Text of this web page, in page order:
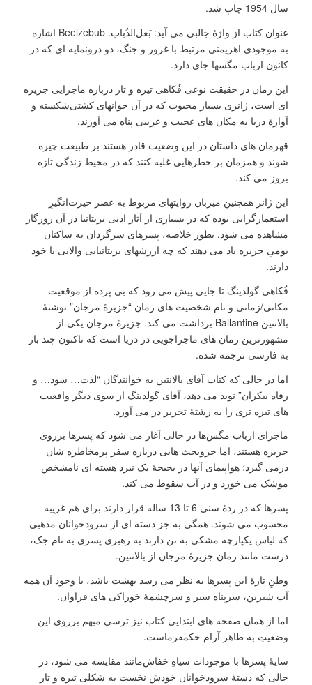
سال 1954 چاپ شد.
عنوان کتاب از واژۀ جالبی می آید: بَعل‌الذُباب. Beelzebub اشاره
به موجودی اهریمنی مرتبط با غرور و جنگ، دو درونمایه ای که در
کانون ارباب مگسها جای دارد.
این رمان در حقیقت نوعی فُکاهی تیره و تار درباره ماجرایی جزیره
ای است، ژانری بسیار محبوب که در آن جوانهای کشتی‌شکسته و
آوارۀ دریا به مکان های عجیب و غریبی پناه می آورند.
قهرمان های داستان در این وضعیت قادر هستند بر طبیعت چیره
شوند و همزمان بر خطرهایی غلبه کنند که در محیط زندگی تازه
بروز می کند.
این ژانر همچنین میزبان روایتهای مربوط به عصر حیرت‌انگیزِ
استعمارگرایی بوده که در بسیاری از آثار ادبی بریتانیا در آن روزگار
مشاهده می شود. بطور خلاصه، پسرهای سرگردان به ساکنان
بومیِ جزیره یاد می دهند که چه ارزشهای بریتانیایی والایی با خود
دارند.
فُکاهی گولدینگ تا جایی پیش می رود که بی پرده از موقعیت
مکانی/زمانی و نام شخصیت های رمان “جزیرۀ مرجان” نوشتۀ
بالانتین Ballantine برداشت می کند. جزیرۀ مرجان یکی از
مشهورترین رمان های ماجراجویی در دریا است که تاکنون چند بار
به فارسی ترجمه شده.
اما در حالی که کتاب آقای بالانتین به خوانندگان “لذت… سود… و
رفاه بیکران” نوید می دهد، آقای گولدینگ از سوی دیگر واقعیت
های تیره تری را به رشتۀ تحریر در می آورد.
ماجرای ارباب مگس‌ها در حالی آغاز می شود که پسرها برروی
جزیره هستند، اما جروبحث هایی درباره سفر پرمخاطره شان
درمی گیرد؛ هواپیمای آنها در بحبحۀ یک نبرد هسته ای نامشخص
موشک می خورد و در آب سقوط می کند.
پسرها که در ردۀ سنی 6 تا 13 ساله قرار دارند برای هم غریبه
محسوب می شوند. همگی به جز دسته ای از سرودخوانان مذهبی
که لباس یکپارچه مشکی به تن دارند به رهبری پسری به نام جک،
درست مانند رمان جزیرۀ مرجان از بالانتین.
وطنِ تازۀ این پسرها به نظر می رسد بهشت باشد، با وجود آن همه
آب شیرین، سرپناه سبز و سرچشمۀ خوراکی های فراوان.
اما از همان صفحه های ابتدایی کتاب نیز ترسی مبهم برروی این
وضعیتِ به ظاهر آرام حکمفرماست.
سایۀ پسرها با موجودات سیاهِ خفاش‌مانند مقایسه می شود، در
حالی که دستۀ سرودخوانان خودش نخست به شکلی تیره و تار